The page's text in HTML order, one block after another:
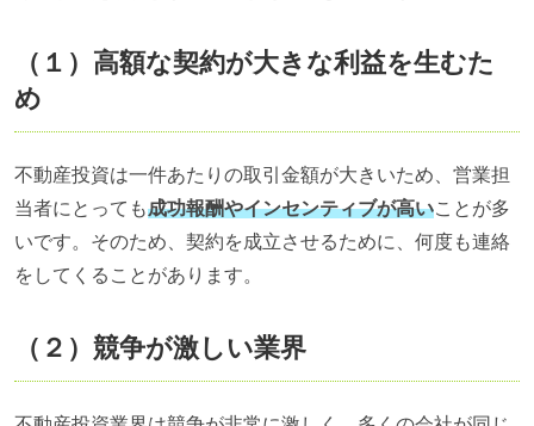
（１）高額な契約が大きな利益を生むた
め
不動産投資は一件あたりの取引金額が大きいため、営業担
当者にとっても成功報酬やインセンティブが高いことが多
いです。そのため、契約を成立させるために、何度も連絡
をしてくることがあります。
（２）競争が激しい業界